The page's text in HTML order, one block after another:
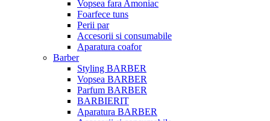
Vopsea fara Amoniac
Foarfece tuns
Perii par
Accesorii si consumabile
Aparatura coafor
Barber
Styling BARBER
Vopsea BARBER
Parfum BARBER
BARBIERIT
Aparatura BARBER